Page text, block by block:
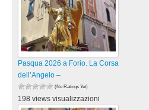
Pasqua 2026 a Forio. La Corsa
dell’Angelo –
(No Ratings Yet)
198 views visualizzazioni